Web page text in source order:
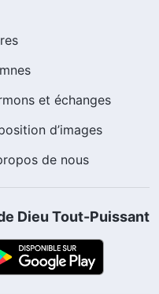
et échanges
d’images
de nous
Dieu Tout-Puissant